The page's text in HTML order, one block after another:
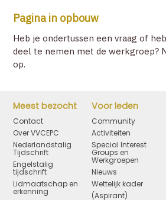
Pagina in opbouw
Heb je ondertussen een vraag of
deel te nemen met de werkgroep?
op.
Meest bezocht
Contact
Over VVCEPC
Nederlandstalig
Tijdschrift
Engelstalig
tijdschrift
Lidmaatschap en
erkenning
Voor leden
Community
Activiteiten
Special Interest
Groups en
Werkgroepen
Nieuws
Wettelijk kader
(Aspirant)
LIDMAATSCHAP
ZOEK
CONTACT
ZOEK